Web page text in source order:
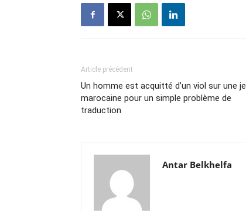
Article précédent
Un homme est acquitté d’un viol sur une
marocaine pour un simple problème de
traduction
Antar Belkhelfa